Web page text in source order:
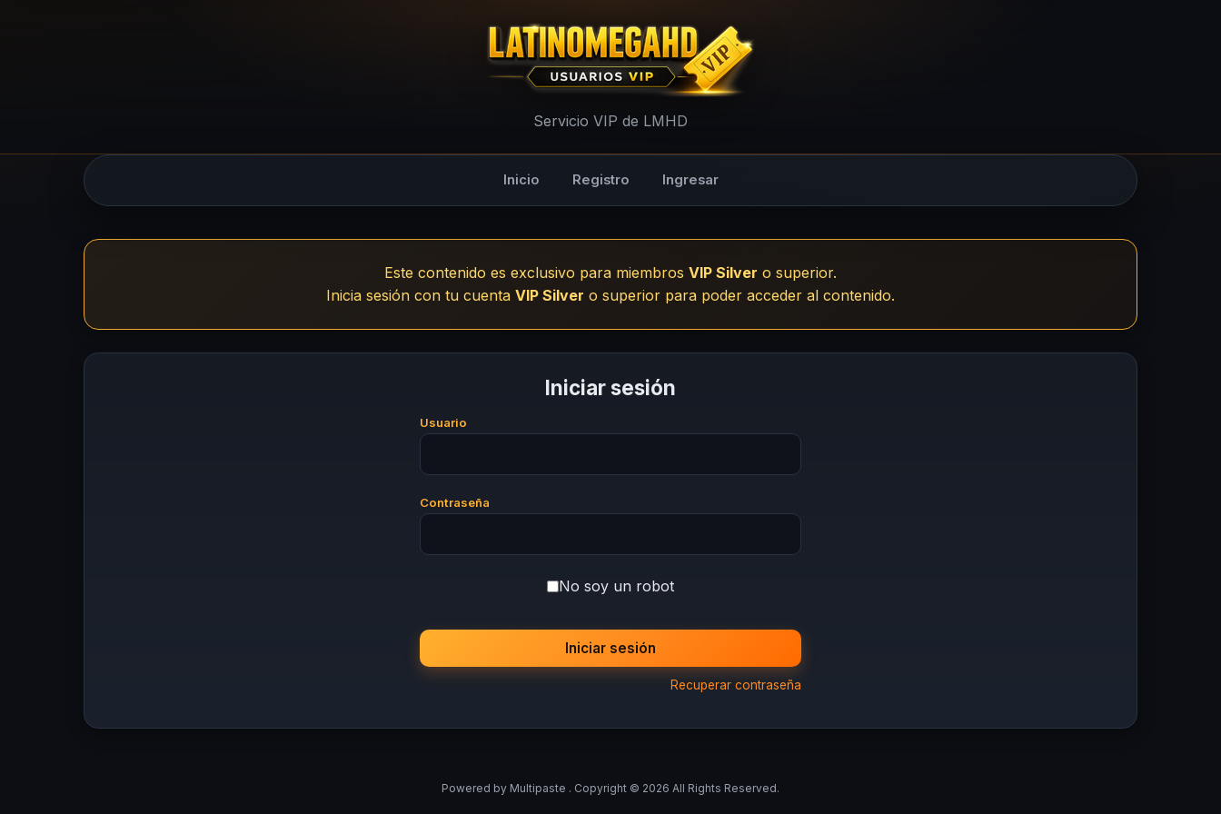
Servicio VIP de LMHD
Inicio Registro Ingresar
Este contenido es exclusivo para miembros VIP Silver o superior.
Inicia sesión con tu cuenta VIP Silver o superior para poder acceder al contenido.
Iniciar sesión
Usuario
Contraseña
No soy un robot
Iniciar sesión
Recuperar contraseña
Powered by Multipaste . Copyright © 2026 All Rights Reserved.